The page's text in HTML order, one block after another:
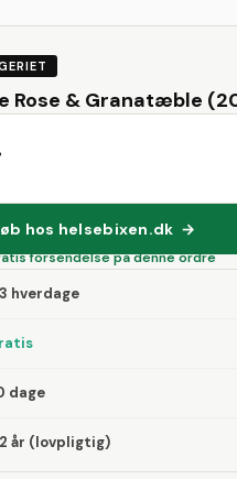
Rose & Granatæble
hos helsebixen.dk →
forsendelse på denne ordre
hverdage
dage
2 år (lovpligtig)